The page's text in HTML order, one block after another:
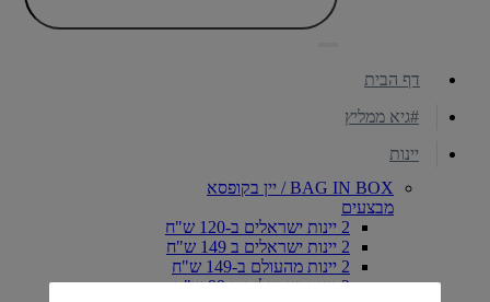
דף הבית
#גיא ממליץ
יינות
BAG IN BOX / יין בקופסא
מבצעים
2 יינות ישראלים ב-120 ש"ח
2 יינות ישראלים ב 149 ש"ח
2 יינות מהעולם ב-149 ש"ח
2 יינות ישראלים ב-99 ש"ח